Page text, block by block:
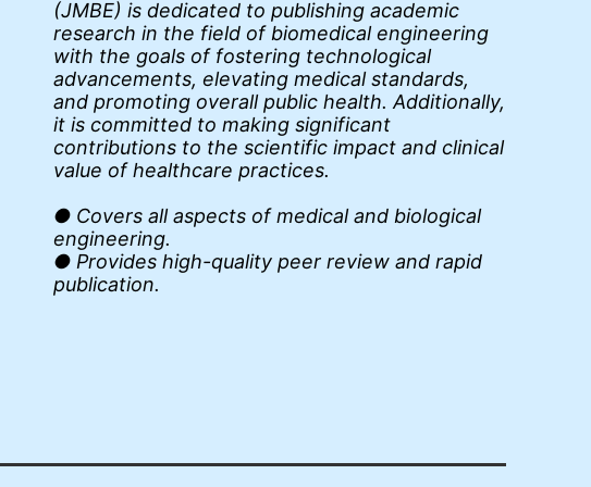
(JMBE) is dedicated to publishing academic
research in the field of biomedical engineering
with the goals of fostering technological
advancements, elevating medical standards,
and promoting overall public health. Additionally,
it is committed to making significant
contributions to the scientific impact and clinical
value of healthcare practices.
● Covers all aspects of medical and biological
engineering.
● Provides high-quality peer review and rapid
publication.